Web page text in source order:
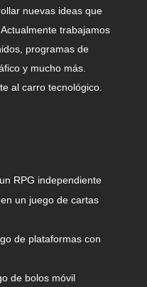
nuevas ideas que
trabajamos
programas de
y mucho más.
al carro tecnológico.
RPG independiente
un juego de cartas
de plataformas con
de bolos móvil